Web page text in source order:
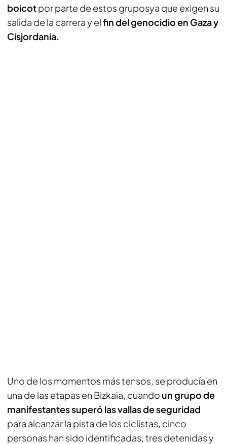
boicotpor parte de estos gruposya que exigen su
salida de la carrera y elfin del genocidio en Gaza y
Cisjordania.
Uno de los momentos más tensos, se producía en
una de las etapas en Bizkaia, cuando un grupo de
manifestantes superó las vallas de seguridad
para alcanzar la pista de los ciclistas, cinco
personas han sido identificadas, tres detenidas y